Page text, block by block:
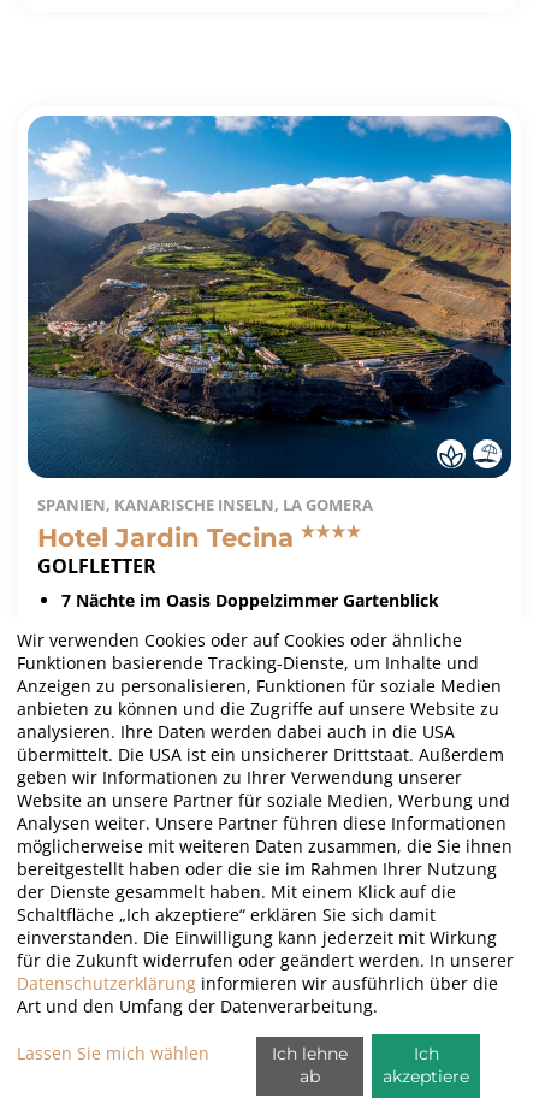
SPANIEN, KANARISCHE INSELN, LA GOMERA
Hotel Jardin Tecina
GOLFLETTER
7 Nächte im Oasis Doppelzimmer Gartenblick
5 Greenfees (5 x Tecina Golf)
ab 1.343,00 €/P. Mehr Info
Wir verwenden Cookies oder auf Cookies oder ähnliche
Funktionen basierende Tracking-Dienste, um Inhalte und
Anzeigen zu personalisieren, Funktionen für soziale Medien
anbieten zu können und die Zugriffe auf unsere Website zu
analysieren. Ihre Daten werden dabei auch in die USA
übermittelt. Die USA ist ein unsicherer Drittstaat. Außerdem
geben wir Informationen zu Ihrer Verwendung unserer
Website an unsere Partner für soziale Medien, Werbung und
Analysen weiter. Unsere Partner führen diese Informationen
möglicherweise mit weiteren Daten zusammen, die Sie ihnen
bereitgestellt haben oder die sie im Rahmen Ihrer Nutzung
der Dienste gesammelt haben. Mit einem Klick auf die
Schaltfläche „Ich akzeptiere“ erklären Sie sich damit
einverstanden. Die Einwilligung kann jederzeit mit Wirkung
für die Zukunft widerrufen oder geändert werden. In unserer
Datenschutzerklärung informieren wir ausführlich über die
Art und den Umfang der Datenverarbeitung.
Lassen Sie mich wählen
Ich lehne
ab
Ich
akzeptiere